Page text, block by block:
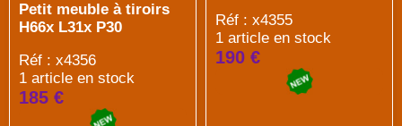
Petit meuble à tiroirs
H66x L31x P30
Réf : x4356
1 article en stock
185 €
Réf : x4355
1 article en stock
190 €